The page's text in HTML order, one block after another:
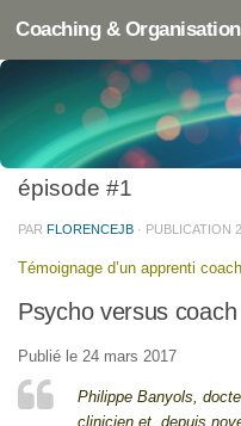
Coaching &
COACHING INDIVIDUEL /
PHILIPPE
épisode #1
PAR FLORENCEJB · PUBLICATION
Témoignage d’un apprenti coach
Psycho versus
Publié le 24 mars 2017
Philippe Banyols,
clinicien et, depuis